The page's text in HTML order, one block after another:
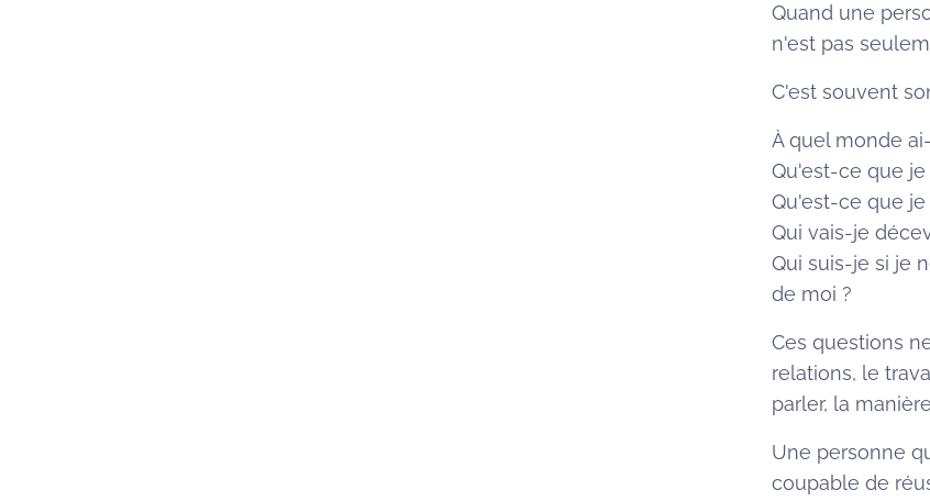
Quand une
n'est pas
C'est souvent
À quel monde
Qu'est-ce que
Qu'est-ce que
Qui vais-je
Qui suis-je si je
de moi ?
Ces questions
relations, le
parler, la
Une personne
coupable de